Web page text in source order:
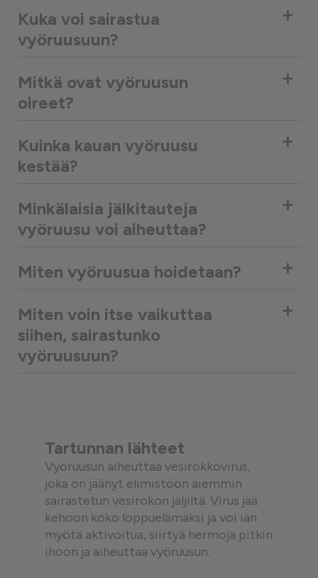
Kuka voi sairastua
vyöruusuun?
+
Mitkä ovat vyöruusun
oireet?
+
Kuinka kauan vyöruusu
kestää?
+
Minkälaisia jälkitauteja
vyöruusu voi aiheuttaa?
+
Miten vyöruusua hoidetaan? +
Miten voin itse vaikuttaa
siihen, sairastunko
vyöruusuun?
+
Tartunnan lähteet
Vyöruusun aiheuttaa vesirokkovirus,
joka on jäänyt elimistöön aiemmin
sairastetun vesirokon jäljiltä. Virus jää
kehoon koko loppuelämäksi ja voi iän
myötä aktivoitua, siirtyä hermoja pitkin
ihoon ja aiheuttaa vyöruusun.